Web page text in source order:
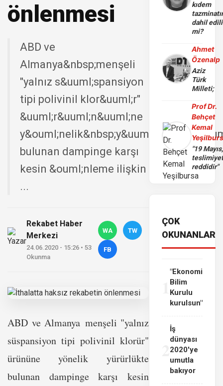
önlenmesi
ABD ve
Almanya&nbsp;menşeli
"yalnız s&uuml;spansiyon
tipi polivinil klor&uuml;r"
&uuml;r&uuml;n&uuml;ne
bulunan dampinge karşı
kesin &ouml;nleme ilişkin
...
Rekabet Haber
Merkezi
24.06.2020 - 15:26 • 53
Okunma
WA TW
FB
ABD ve Almanya menşeli "yalnız
süspansiyon tipi polivinil klorür"
ürününe yönelik yürürlükte
bulunan dampinge karşı kesin
kıdem
dahil
mi?
Ahmet
Özenalp
Aziz
Türk
Milleti;
Prof Dr.
Behçet
Kemal
"19 Mayıs,
reddidir"
ÇOK
OKUNANLAR
"Ekonomi
Bilim
Kurulu
kurulsun"
İş
dünyası
2020'ye
umutla
bakıyor